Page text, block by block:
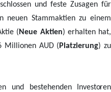
und feste Zusagen für
neuen Stammaktien zu einem
(Neue Aktien) erhalten hat,
Millionen AUD ( Platzierung) zu
und bestehenden
Investoren